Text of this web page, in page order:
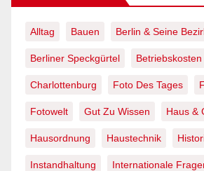
Alltag Bauen Berlin & Seine
Berliner Speckgürtel Betriebskosten
Charlottenburg Foto Des Tages
Fotowelt Gut Zu Wissen Haus &
Hausordnung Haustechnik
Instandhaltung Internationale